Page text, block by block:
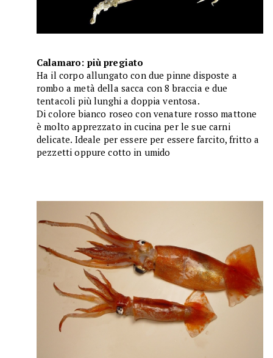
Calamaro: più pregiato
Ha il corpo allungato con due pinne disposte a
rombo a metà della sacca con 8 braccia e due
tentacoli più lunghi a doppia ventosa.
Di colore bianco roseo con venature rosso mattone
è molto apprezzato in cucina per le sue carni
delicate. Ideale per essere per essere farcito, fritto a
pezzetti oppure cotto in umido